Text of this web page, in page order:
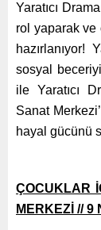
Yaratıcı
rol yaparak ve
hazırlanıyor!
sosyal
ile Yaratıcı
Sanat
hayal gücünü
ÇOCUKLAR
MERKEZİ // 9